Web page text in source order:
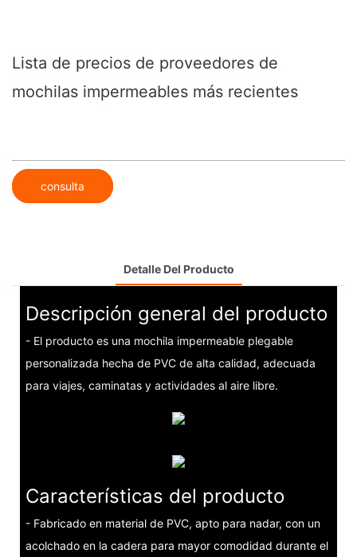
Lista de precios de proveedores de
mochilas impermeables más recientes
consulta
Detalle Del Producto
Descripción general del producto
- El producto es una mochila impermeable plegable
personalizada hecha de PVC de alta calidad, adecuada
para viajes, caminatas y actividades al aire libre.
Características del producto
- Fabricado en material de PVC, apto para nadar, con un
acolchado en la cadera para mayor comodidad durante el